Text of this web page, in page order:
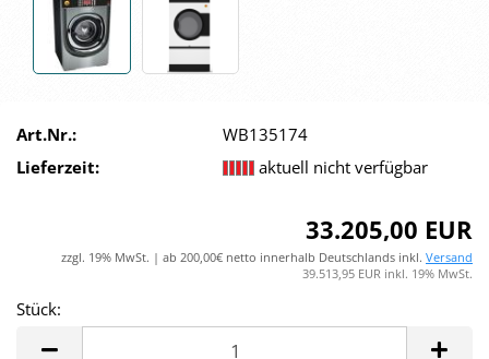
Art.Nr.:
WB135174
Lieferzeit:
aktuell nicht verfügbar
33.205,00 EUR
zzgl. 19% MwSt. | ab 200,00€ netto innerhalb Deutschlands inkl. Versand
39.513,95 EUR inkl. 19% MwSt.
Stück: